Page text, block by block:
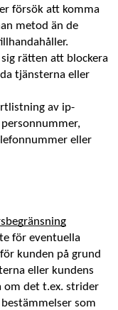
försök att komma
metod än de
rätten att blockera
tjänsterna eller
av ip-
eller
för eventuella
kunden på grund
eller kundens
om det t.ex. strider
som